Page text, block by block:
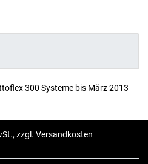
300 Systeme bis März 2013
zzgl. Versandkosten